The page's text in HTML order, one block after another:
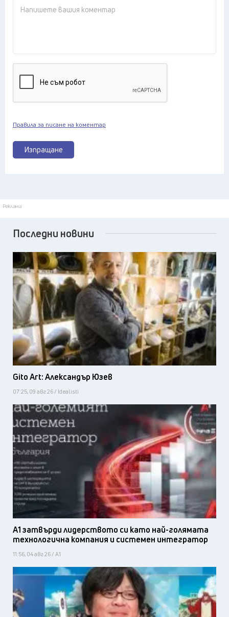
Изпращане
Правила за писане на коментар
Реклама
Последни новини
Gito Art: Александър Юзев
07:25, 09 авг 26 / Idealisti
А1 затвърди лидерството си като най-голямата
технологична компания и системен интегратор
11:56, 04 авг 26 / А1